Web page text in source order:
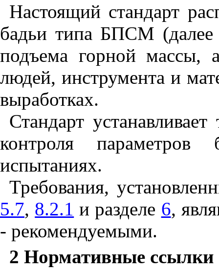
Настоящий стандарт
бадьи типа БПСМ (далее
подъема горной массы,
людей, инструмента и
выработках.
Стандарт
контроля
испытаниях.
Требования,
5.7, 8.2.1 и разделе 6,
- рекомендуемыми.
2 Нормативные ссылки